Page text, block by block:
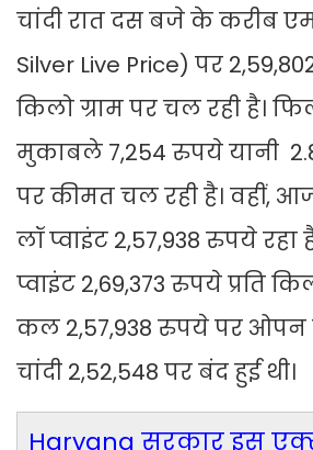
चांदी रात दस बजे के करीब
Silver Live Price) पर
किलो ग्राम पर चल रही है।
मुकाबले 7,254 रुपये यानी
पर कीमत चल रही है। वहीं,
लॉ प्वाइंट 2,57,938 रुपये रहा
प्वाइंट 2,69,373 रुपये प्रति
कल 2,57,938 रुपये पर ओपन
चांदी 2,52,548 पर बंद हुई थी।
Haryana सरकार इस